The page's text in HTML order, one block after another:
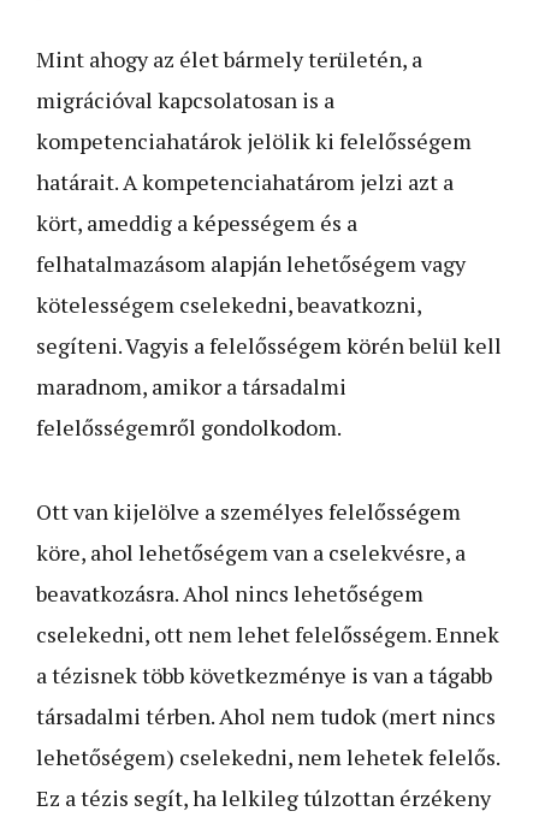
Mint ahogy az élet bármely területén, a
migrációval kapcsolatosan is a
kompetenciahatárok jelölik ki felelősségem
határait. A kompetenciahatárom jelzi azt a
kört, ameddig a képességem és a
felhatalmazásom alapján lehetőségem vagy
kötelességem cselekedni, beavatkozni,
segíteni. Vagyis a felelősségem körén belül kell
maradnom, amikor a társadalmi
felelősségemről gondolkodom.
Ott van kijelölve a személyes felelősségem
köre, ahol lehetőségem van a cselekvésre, a
beavatkozásra. Ahol nincs lehetőségem
cselekedni, ott nem lehet felelősségem. Ennek
a tézisnek több következménye is van a tágabb
társadalmi térben. Ahol nem tudok (mert nincs
lehetőségem) cselekedni, nem lehetek felelős.
Ez a tézis segít, ha lelkileg túlzottan érzékeny